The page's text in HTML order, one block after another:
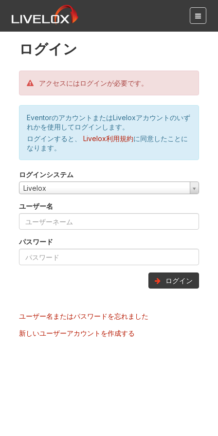
ログイン
アクセスにはログインが必要です。
EventorのアカウントまたはLiveloxアカウントのいず
れかを使用してログインします。
ログインすると、
Livelox利用規約に同意したことに
なります。
ログインシステム
Livelox
ユーザー名
パスワード
ログイン
ユーザー名またはパスワードを忘れました
新しいユーザーアカウントを作成する